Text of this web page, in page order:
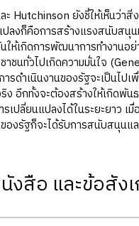
Hutchinson ยังชี้ให้เห็นว่าสิ่
ลงก็คือการสร้างแรงสนับสนุน
ให้เกิดการพัฒนาการทำงานอ
าชนทั่วไปเกิดความมั่นใจ
รดำเนินงานของรัฐจะเป็นไปเ
ง อีกทั้งจะต้องสร้างให้เกิดพั
ปลี่ยนแปลงได้ในระยะยาว เมื่
องรัฐก็จะได้รับการสนับสนุนแ
งสือ และข้อสัง